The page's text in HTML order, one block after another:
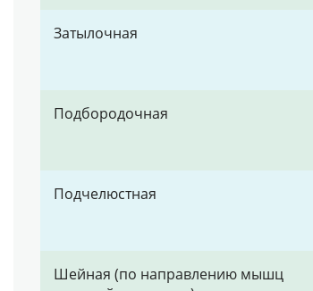
Затылочная
Подбородочная
Подчелюстная
Шейная (по направлению мышц